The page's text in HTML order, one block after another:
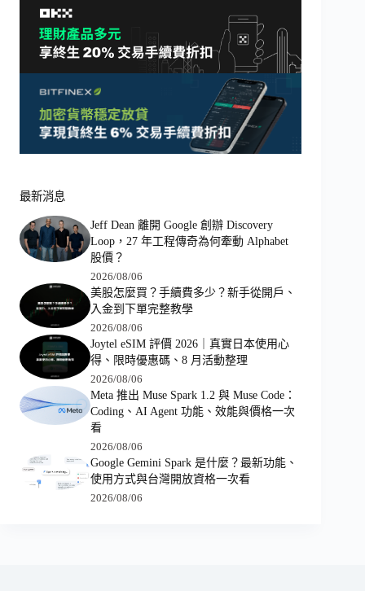
最新消息
Jeff Dean 離開 Google 創辦 Discovery
Loop，27 年工程傳奇為何牽動 Alphabet
股價？
2026/08/06
美股怎麼買？手續費多少？新手從開戶、
入金到下單完整教學
2026/08/06
Joytel eSIM 評價 2026｜真實日本使用心
得、限時優惠碼、8 月活動整理
2026/08/06
Meta 推出 Muse Spark 1.2 與 Muse Code：
Coding、AI Agent 功能、效能與價格一次
看
2026/08/06
Google Gemini Spark 是什麼？最新功能、
使用方式與台灣開放資格一次看
2026/08/06